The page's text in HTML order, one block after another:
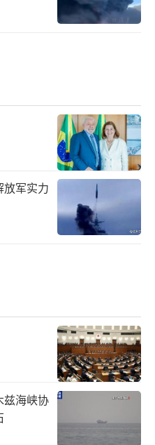
最怕不确定性，看到
动和企业投资也会更
之间会彻底和好。高
、地缘战略等问题短
只要双方能在关键领
能避免冲突升级，给
息空间。分歧不可避
身利益之间找到新的
，加强自身产业升级
中求共存，在分歧中
关系的主基调。未来
博弈，但大概率不会
全球多极化趋势下，
放军实力
兹海峡协